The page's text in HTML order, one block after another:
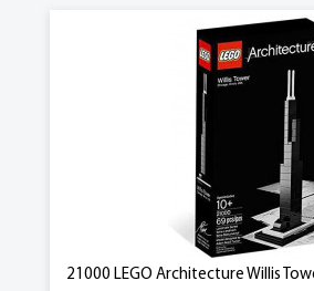
21000 LEGO Architecture Willis